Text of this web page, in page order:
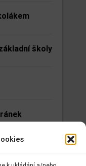
školy